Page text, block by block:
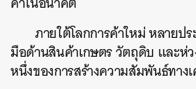
ภายใต้โลกการค้าใหม่ หลายป
มือด้านสินค้าเกษตร วัตถุดิบ และห่
หนึ่งของการสร้างความสัมพันธ์ทาง